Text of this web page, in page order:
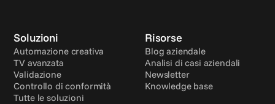
Soluzioni
Automazione creativa
TV avanzata
Validazione
Controllo di conformità
Tutte le soluzioni
Risorse
Blog aziendale
Analisi di casi aziendali
Newsletter
Knowledge base